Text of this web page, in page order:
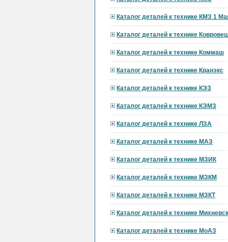
Каталог деталей к технике КМЗ 1
Каталог деталей к технике Ковровец
Каталог деталей к технике Коммаш
Каталог деталей к технике Кранэкс
Каталог деталей к технике КЭЗ
Каталог деталей к технике КЭМЗ
Каталог деталей к технике ЛЗА
Каталог деталей к технике МАЗ
Каталог деталей к технике МЗИК
Каталог деталей к технике МЗКМ
Каталог деталей к технике МЗКТ
Каталог деталей к технике
Каталог деталей к технике МоАЗ